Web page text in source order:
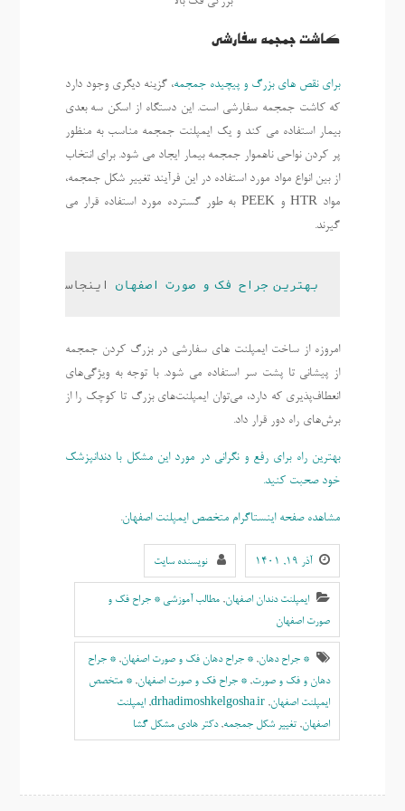
کاشت جمجمه سفارشی
برای نقص های بزرگ و پیچیده جمجمه، گزینه دیگری وجود دارد
که کاشت جمجمه سفارشی است. این دستگاه از اسکن سه بعدی
بیمار استفاده می کند و یک ایمپلنت جمجمه مناسب به منظور
پر کردن نواحی ناهموار جمجمه بیمار ایجاد می شود. برای انتخاب
از بین انواع مواد مورد استفاده در این فرآیند تغییر شکل جمجمه،
مواد HTR و PEEK به طور گسترده مورد استفاده قرار می
گیرند.
بهترین جراح فک و صورت اصفهان اینجاست.
امروزه از ساخت ایمپلنت های سفارشی در بزرگ کردن جمجمه
از پیشانی تا پشت سر استفاده می شود. با توجه به ویژگی‌های
انعطاف‌پذیری که دارد، می‌توان ایمپلنت‌های بزرگ تا کوچک را از
برش‌های راه دور قرار داد.
بهترین راه برای رفع و نگرانی در مورد این مشکل با دندانپزشک
خود صحبت کنید.
مشاهده صفحه اینستاگرام متخصص ایمپلنت اصفهان.
آذر ۱۹, ۱۴۰۱ نویسنده سایت
ایمپلنت دندان اصفهان, مطالب آموزشی * جراح فک و
صورت اصفهان
* جراح دهان, * جراح دهان فک و صورت اصفهان, * جراح
دهان و فک و صورت, * جراح فک و صورت اصفهان, * متخصص
ایمپلنت اصفهان,
drhadimoshkelgosha.ir
, ايمپلنت
اصفهان, تغییر شکل جمجمه,دکتر هادی مشکل گشا